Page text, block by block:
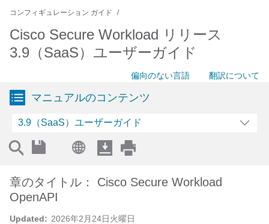
コンフィギュレーション ガイド
Cisco Secure Workload リリース
3.9（SaaS）ユーザーガイド
偏向のない言語 翻訳について
マニュアルのコンテンツ
3.9（SaaS）ユーザーガイド
Updated: 2026年2月24日火曜日
章のタイトル： Cisco Secure Workload
OpenAPI